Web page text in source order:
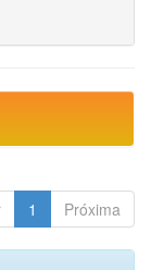
1 Próxima